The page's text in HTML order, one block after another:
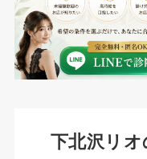
下北沢リ